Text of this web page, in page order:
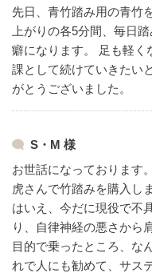
先日、青竹踏み用の青竹
上がりの各5分間、毎日
癖になります。
足も軽く
課として続けていきたい
がとうございました。
S・M 様
お世話になっております。
虎さんで竹踏みを購入し
はいえ、今だに現役で不
り、自律神経の悪さから
目的で乗ったところ、な
れで人にも勧めて、サス